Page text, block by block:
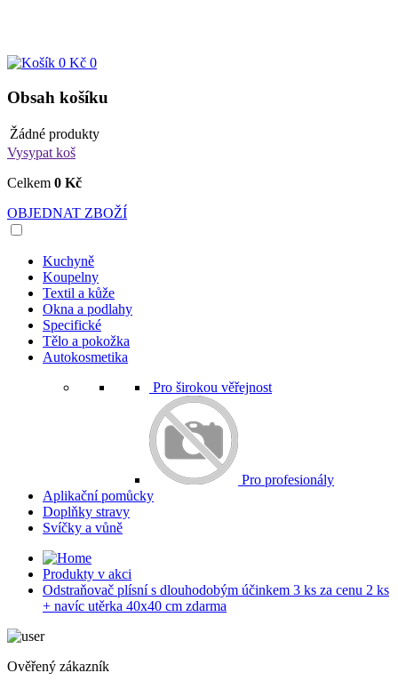
0 Kč 0
Obsah košíku
Žádné produkty
Vysypat koš
Celkem 0 Kč
OBJEDNAT ZBOŽÍ
Kuchyně
Koupelny
Textil a kůže
Okna a podlahy
Specifické
Tělo a pokožka
Autokosmetika
Pro širokou věřejnost
Pro profesionály
Aplikační pomůcky
Doplňky stravy
Svíčky a vůně
Produkty v akci
Odstraňovač plísní s dlouhodobým účinkem 3 ks za cenu 2 ks
+ navíc utěrka 40x40 cm zdarma
Ověřený zákazník